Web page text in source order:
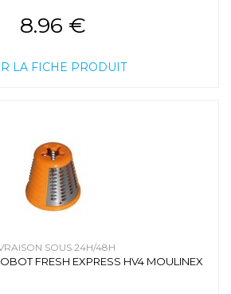
8.96 €
LA FICHE PRODUIT
SOUS 24H/48H
FRESH EXPRESS HV4 MOULINEX